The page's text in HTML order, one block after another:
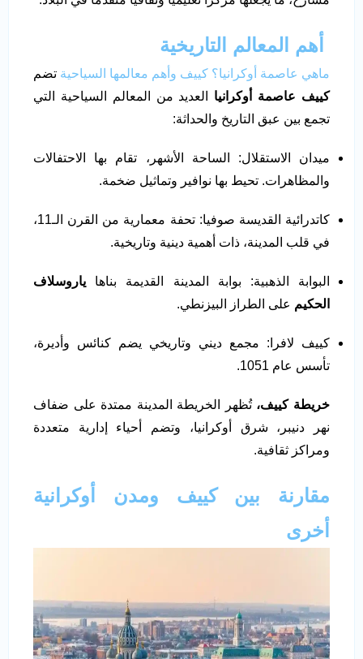
أهم المعالم التاريخية
ماهي عاصمة أوكرانيا؟ كييف وأهم معالمها السياحية تضم
كييف عاصمة أوكرانيا العديد من المعالم السياحية التي
تجمع بين عبق التاريخ والحداثة:
ميدان الاستقلال: الساحة الأشهر، تقام بها الاحتفالات
والمظاهرات. تحيط بها نوافير وتماثيل ضخمة.
كاتدرائية القديسة صوفيا: تحفة معمارية من القرن الـ11،
في قلب المدينة، ذات أهمية دينية وتاريخية.
البوابة الذهبية: بوابة المدينة القديمة بناها ياروسلاف
الحكيم على الطراز البيزنطي.
كييف لافرا: مجمع ديني وتاريخي يضم كنائس وأديرة،
تأسس عام 1051.
خريطة كييف،تُظهر الخريطة المدينة ممتدة على ضفاف
نهر دنيبر، شرق أوكرانيا، وتضم أحياء إدارية متعددة
ومراكز ثقافية.
مقارنة بين كييف ومدن أوكرانية
أخرى